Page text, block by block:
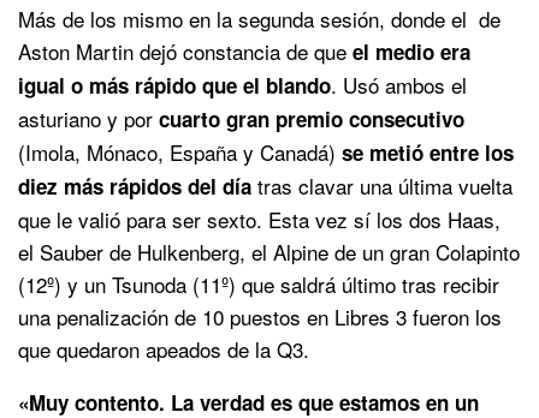
Más de los mismo en la segunda sesión, donde el de
Aston Martin dejó constancia de que el medio era
igual o más rápido que el blando. Usó ambos el
asturiano y por cuarto gran premio consecutivo
(Imola, Mónaco, España y Canadá) se metió entre los
diez más rápidos del día tras clavar una última vuelta
que le valió para ser sexto. Esta vez sí los dos Haas,
el Sauber de Hulkenberg, el Alpine de un gran Colapinto
(12º) y un Tsunoda (11º) que saldrá último tras recibir
una penalización de 10 puestos en Libres 3 fueron los
que quedaron apeados de la Q3.
«Muy contento. La verdad es que estamos en un